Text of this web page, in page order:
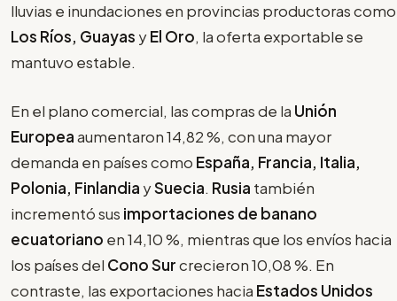
lluvias e inundaciones en provincias productoras como
Los Ríos, Guayas yEl Oro, la oferta exportable se
mantuvo estable.
En el plano comercial, las compras de la Unión
Europeaaumentaron 14,82 %, con una mayor
demanda en países como España, Francia, Italia,
Polonia, Finlandia ySuecia. Rusia también
incrementó sus importaciones de banano
ecuatoriano en 14,10 %, mientras que los envíos hacia
los países del Cono Surcrecieron 10,08 %. En
contraste, las exportaciones hacia Estados Unidos